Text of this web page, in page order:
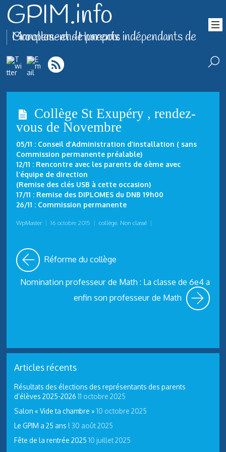
GPIM.info
Groupement de parents indépendants de Marolles-en-Hurepoix
Collège St Exupéry , rendez-
vous de Novembre
05/11 : Conseil d’Administration d’installation ( sans
Commission permanente préalable)
12/11 : Rencontre avec les parents de 6ème avec
l’équipe de direction
(Remise des clés USB à cette occasion)
17/11 : Remise des DIPLOMES du DNB 19h00
26/11 : Commission permanente
WpMaster | 16 octobre 2015 | collège, Non classé |
Réforme du collège
Nomination professeur de Math : La classe de 6e4 a
enfin son professeur de Math
Articles récents
Résultats des élections des représentants des parents
d’élèves 2025-2026 11 octobre 2025
Salon « Vide ta chambre » 10 octobre 2025
Le GPIM a 25 ans ! 30 août 2025
Fête de la rentrée 2025 10 juillet 2025